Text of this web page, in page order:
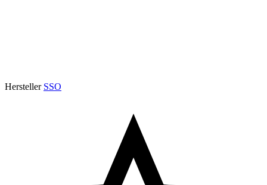
Hersteller SSO